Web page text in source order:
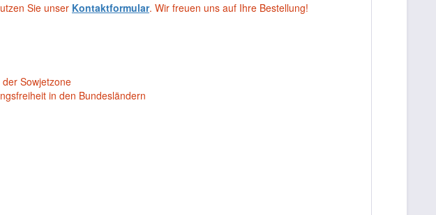
Sie unser Kontaktformular. Wir freuen uns auf Ihre Bestellung!
Sowjetzone
in den Bundesländern